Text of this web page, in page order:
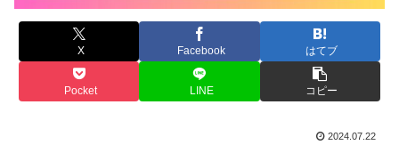
X Facebook はてブ
Pocket LINE コピー
2024.07.22